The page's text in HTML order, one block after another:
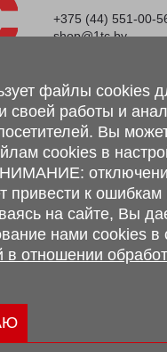
+375 (44) 551-00-
shop@1tc.by
р-н, п. Привольный, ул.
Рябцева, 108 В,
что вся
комплектаций,
сочетаний, а также
носит
офертой,
Республики Беларусь.
персональных данных
обработки файлов
файлы cookies
своей работы и
Вы
cookies в
привести к ошибкам
на сайте, Вы
нами cookies в
в отношении